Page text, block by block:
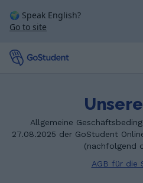
🌍 Speak English?
Go to site
Allgemeine
27.08.2025 der GoStudent
(nachfolgend
AGB für die